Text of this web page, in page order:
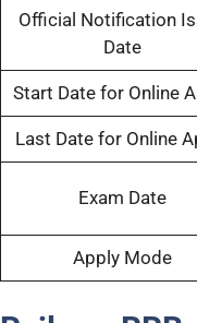
Official Notification
Date
Start Date for Online
Last Date for Online
Exam Date
Apply Mode